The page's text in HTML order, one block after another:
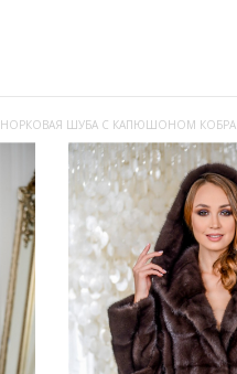
НОРКОВАЯ ШУБА С КАПЮШОНОМ КОБРА